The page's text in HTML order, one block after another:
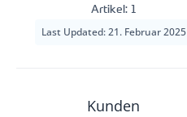
Artikel: 1
Last Updated: 21. Februar 2025
Kunden